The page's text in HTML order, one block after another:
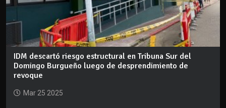
IDM descartó riesgo estructural en Tribuna Sur del
Domingo Burgueño luego de desprendimiento de
revoque
Mar 25 2025